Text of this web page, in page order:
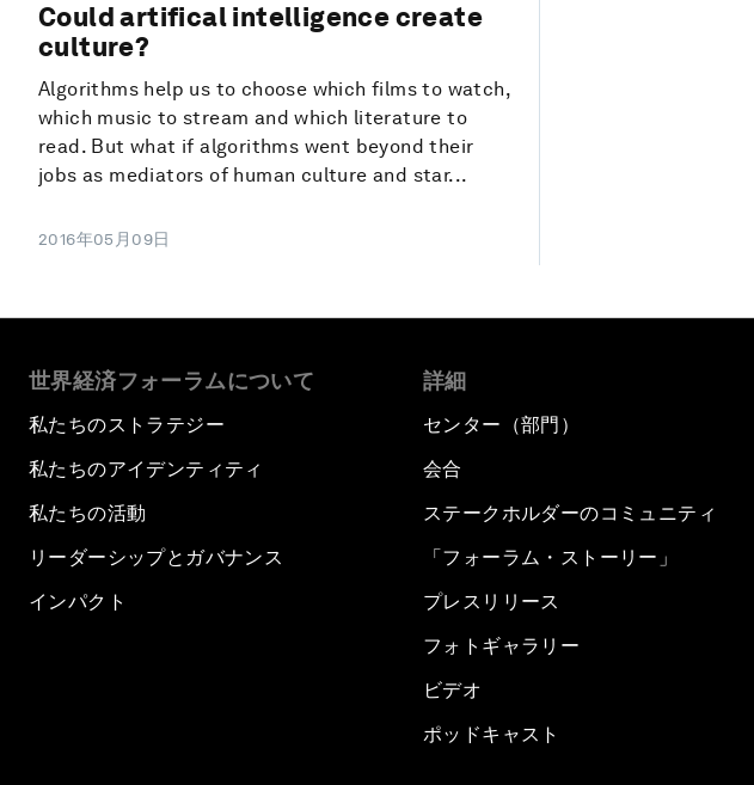
Could artifical intelligence create
culture?
Algorithms help us to choose which films to watch,
which music to stream and which literature to
read. But what if algorithms went beyond their
jobs as mediators of human culture and star...
2016年05月09日
世界経済フォーラムについて
私たちのストラテジー
私たちのアイデンティティ
私たちの活動
リーダーシップとガバナンス
インパクト
詳細
センター（部門）
会合
ステークホルダーのコミュニティ
「フォーラム・ストーリー」
プレスリリース
フォトギャラリー
ビデオ
ポッドキャスト